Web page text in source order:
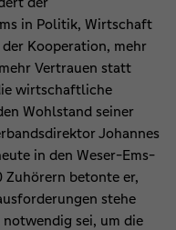
in Politik, Wirtschaft
Kooperation, mehr
Vertrauen statt
wirtschaftliche
Wohlstand seiner
Johannes
in den Weser-Ems-
betonte er,
stehe
sei, um die